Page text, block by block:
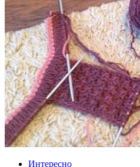
Интересно